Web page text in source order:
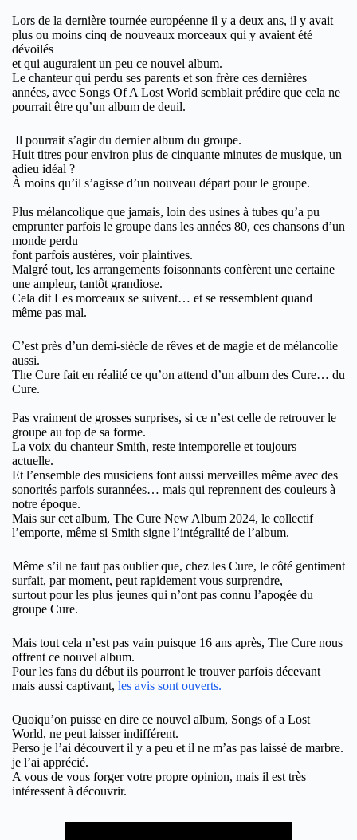
Lors de la dernière tournée européenne il y a deux ans, il y avait
plus ou moins cinq de nouveaux morceaux qui y avaient été
dévoilés
et qui auguraient un peu ce nouvel album.
Le chanteur qui perdu ses parents et son frère ces dernières
années, avec Songs Of A Lost World semblait prédire que cela ne
pourrait être qu’un album de deuil.
Il pourrait s’agir du dernier album du groupe.
Huit titres pour environ plus de cinquante minutes de musique, un
adieu idéal ?
À moins qu’il s’agisse d’un nouveau départ pour le groupe.
Plus mélancolique que jamais, loin des usines à tubes qu’a pu
emprunter parfois le groupe dans les années 80, ces chansons d’un
monde perdu
font parfois austères, voir plaintives.
Malgré tout, les arrangements foisonnants confèrent une certaine
une ampleur, tantôt grandiose.
Cela dit Les morceaux se suivent… et se ressemblent quand
même pas mal.
C’est près d’un demi-siècle de rêves et de magie et de mélancolie
aussi.
The Cure fait en réalité ce qu’on attend d’un album des Cure… du
Cure.
Pas vraiment de grosses surprises, si ce n’est celle de retrouver le
groupe au top de sa forme.
La voix du chanteur Smith, reste intemporelle et toujours
actuelle.
Et l’ensemble des musiciens font aussi merveilles même avec des
sonorités parfois surannées… mais qui reprennent des couleurs à
notre époque.
Mais sur cet album, The Cure New Album 2024, le collectif
l’emporte, même si Smith signe l’intégralité de l’album.
Même s’il ne faut pas oublier que, chez les Cure, le côté gentiment
surfait, par moment, peut rapidement vous surprendre,
surtout pour les plus jeunes qui n’ont pas connu l’apogée du
groupe Cure.
Mais tout cela n’est pas vain puisque 16 ans après, The Cure nous
offrent ce nouvel album.
Pour les fans du début ils pourront le trouver parfois décevant
mais aussi captivant, les avis sont ouverts.
Quoiqu’on puisse en dire ce nouvel album, Songs of a Lost
World, ne peut laisser indifférent.
Perso je l’ai découvert il y a peu et il ne m’as pas laissé de marbre.
je l’ai apprécié.
A vous de vous forger votre propre opinion, mais il est très
intéressent à découvrir.